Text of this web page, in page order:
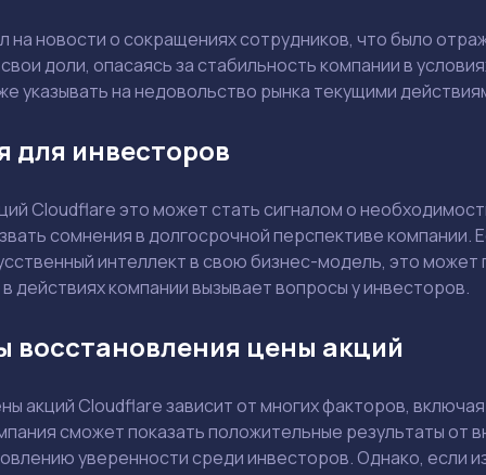
на новости о сокращениях сотрудников, что было
доли, опасаясь за стабильность компании в
указывать на недовольство рынка текущими
для инвесторов
Cloudflare это может стать сигналом о
сомнения в долгосрочной перспективе
интеллект в свою бизнес-модель, это
действиях компании вызывает вопросы у инвесторов.
восстановления цены акций
акций Cloudflare зависит от многих факторов,
сможет показать положительные результаты от
уверенности среди инвесторов. Однако, если
Ваш e-mail не будет опубликован
Держите меня в курсе: эксклюзивные материалы и новости рынка на
почту
Даю согласие на обработку персональных данных
Отправить вопрос